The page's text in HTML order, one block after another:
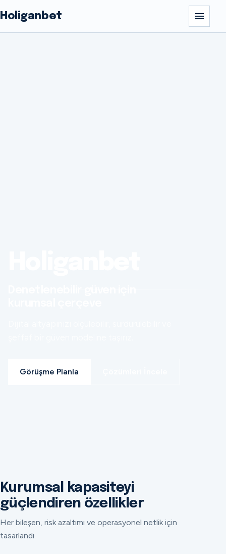
Holiganbet
Görüşme Planla
Kurumsal kapasiteyi
güçlendiren özellikler
Her bileşen, risk azaltımı ve operasyonel netlik için
tasarlandı.